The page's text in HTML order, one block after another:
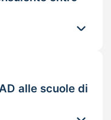
alle scuole di